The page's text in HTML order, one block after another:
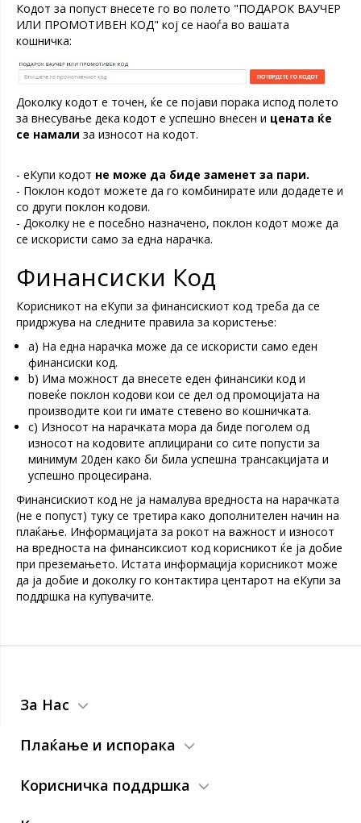
Кодот за попуст внесете го во полето "ПОДАРОК ВАУЧЕР
ИЛИ ПРОМОТИВЕН КОД" кој се наоѓа во вашата
кошничка:
Доколку кодот е точен, ќе се појави порака испод полето
за внесување дека кодот е успешно внесен и цената ќе
се намали за износот на кодот.
- еКупи кодот не може да биде заменет за пари.
- Поклон кодот можете да го комбинирате или додадете и
со други поклон кодови.
- Доколку не е посебно назначено, поклон кодот може да
се искористи само за една нарачка.
Финансиски Код
Корисникот на еКупи за финансискиот код треба да се
придржува на следните правила за користење:
a) На една нарачка може да се искористи само еден
финансиски код.
b) Има можност да внесете еден финансики код и
повеќе поклон кодови кои се дел од промоцијата на
производите кои ги имате стевено во кошничката.
c) Износот на нарачката мора да биде поголем од
износот на кодовите аплицирани со сите попусти за
минимум 20ден како би била успешна трансакцијата и
успешно процесирана.
Финансискиот код не ја намалува вредноста на нарачката
(не е попуст) туку се третира како дополнителен начин на
плаќање. Информацијата за рокот на важност и износот
на вредноста на финансиксиот код корисникот ќе ја добие
при преземањето. Истата информација корисникот може
да ја добие и доколку го контактира центарот на еКупи за
поддршка на купувачите.
За Нас
Плаќање и испорака
Корисничка поддршка